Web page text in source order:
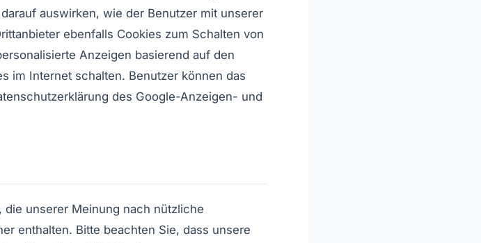
auswirken, wie der Benutzer mit unserer
ebenfalls Cookies zum Schalten von
Anzeigen basierend auf den
im Internet schalten. Benutzer können das
des Google-Anzeigen- und
die unserer Meinung nach nützliche
enthalten. Bitte beachten Sie, dass unsere